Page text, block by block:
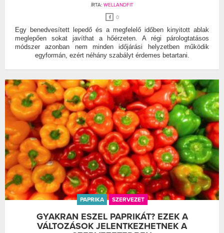
ÍRTA: WELLANDFIT
0
Egy benedvesített lepedő és a megfelelő időben kinyitott ablak
meglepően sokat javíthat a hőérzeten. A régi párologtatásos
módszer azonban nem minden időjárási helyzetben működik
egyformán, ezért néhány szabályt érdemes betartani.
PAPRIKA SZERVEZET
GYAKRAN ESZEL PAPRIKÁT? EZEK A
VÁLTOZÁSOK JELENTKEZHETNEK A